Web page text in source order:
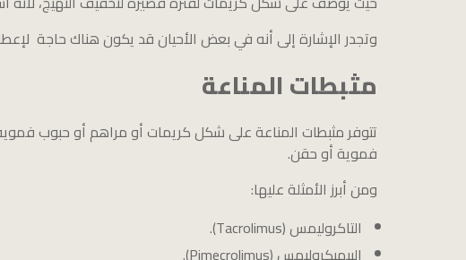
وتجدر الإشارة إلى أنه في بعض الأحيان قد يكون هناك حاجة
مثبطات المناعة
تتوفر مثبطات المناعة على شكل كريمات أو مراهم أو حبوب
فموية أو حقن.
ومن أبرز الأمثلة عليها:
التاكروليمس (Tacrolimus).